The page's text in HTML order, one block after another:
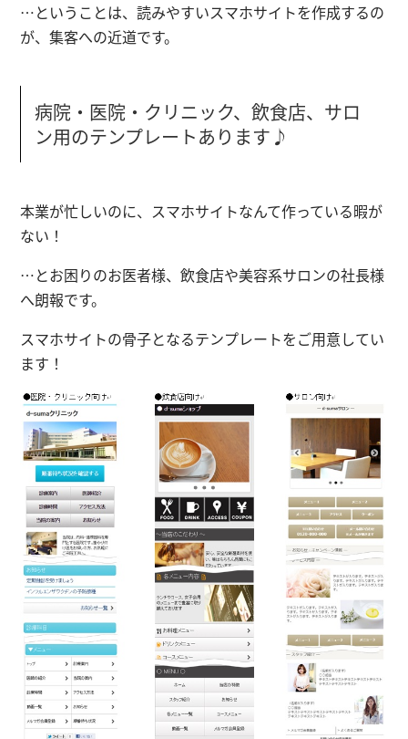
…ということは、読みやすいスマホサイトを作成するの
が、集客への近道です。
病院・医院・クリニック、飲食店、サロ
ン用のテンプレートあります♪
本業が忙しいのに、スマホサイトなんて作っている暇が
ない！
…とお困りのお医者様、飲食店や美容系サロンの社長様
へ朗報です。
スマホサイトの骨子となるテンプレートをご用意してい
ます！